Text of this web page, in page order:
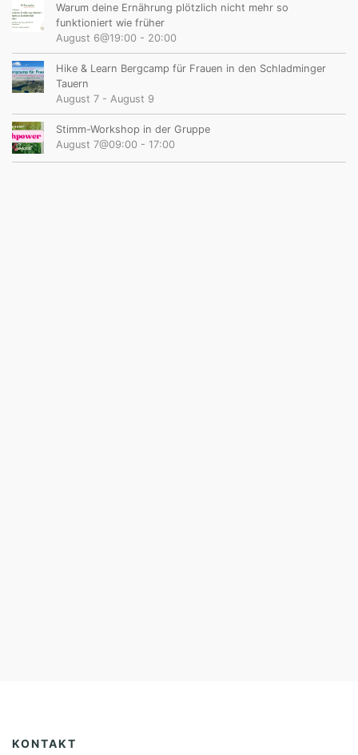
Warum deine Ernährung plötzlich nicht mehr so
funktioniert wie früher
August 6@19:00 - 20:00
Hike & Learn Bergcamp für Frauen in den Schladminger
Tauern
August 7 - August 9
Stimm-Workshop in der Gruppe
August 7@09:00 - 17:00
KONTAKT